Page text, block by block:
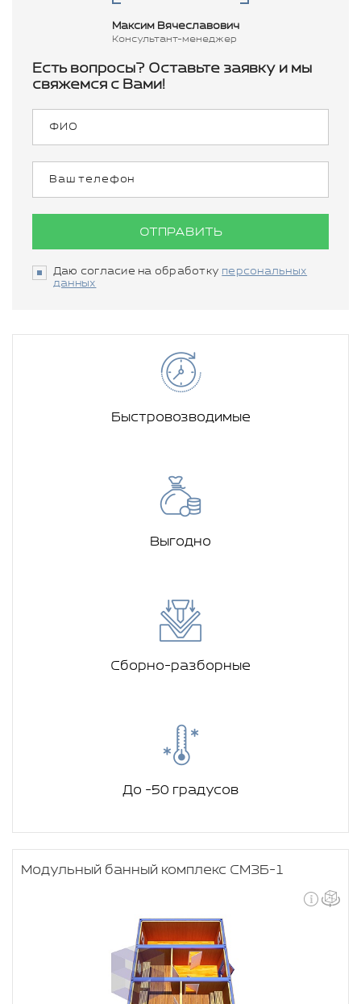
Максим Вячеславович
Консультант-менеджер
Есть вопросы? Оставьте заявку и мы
свяжемся с Вами!
ОТПРАВИТЬ
Даю согласие на обработку персональных
данных
Быстровозводимые
Выгодно
Сборно-разборные
До -50 градусов
Модульный банный комплекс СМЗБ-1